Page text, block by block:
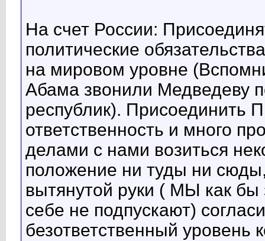
На счет России:
политические
на мировом уровне
Абама звонили Медведеву
республик). Присоединить
ответственность и много
делами с нами возиться
положение ни туды ни
вытянутой руки ( МЫ как бы
себе не подпускают)
безответственный уровень